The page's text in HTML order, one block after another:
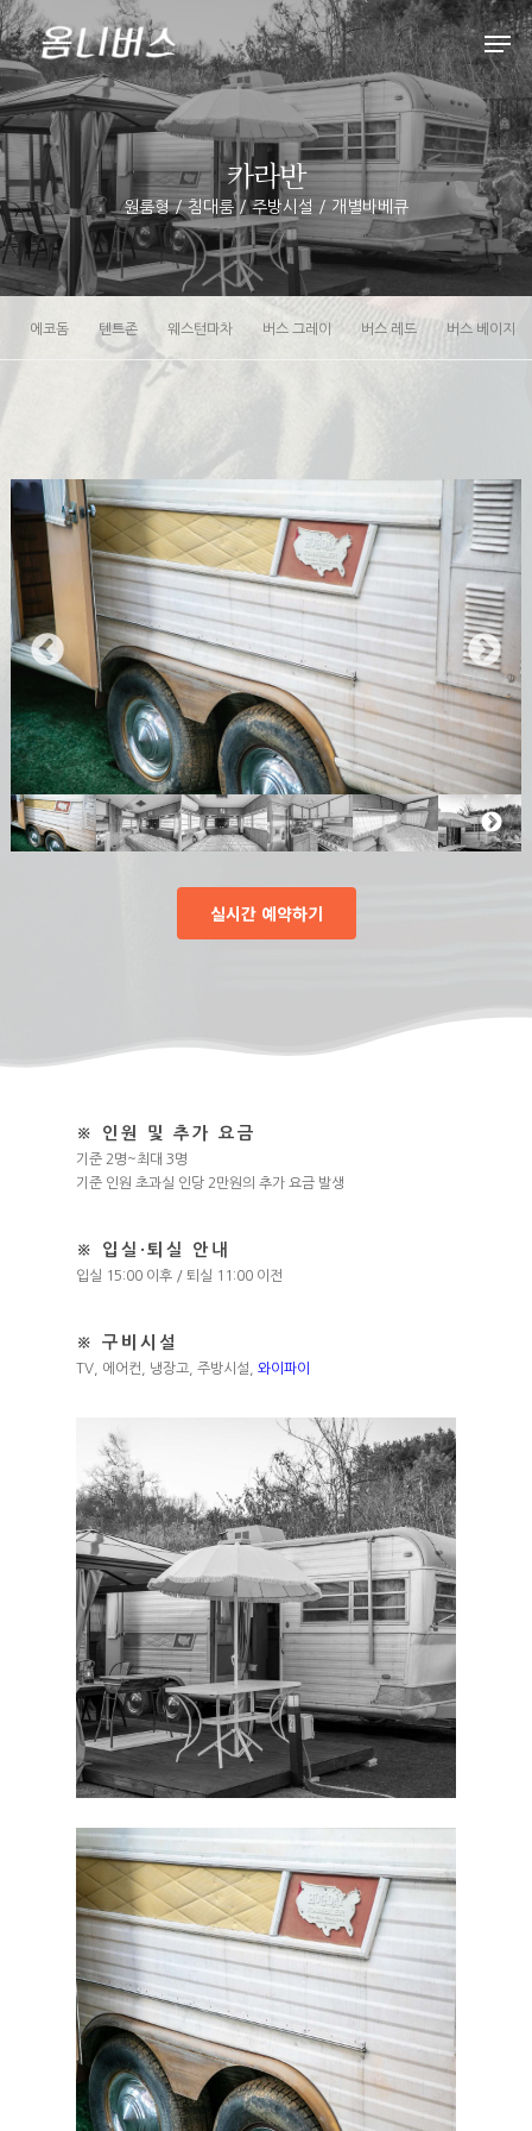
Hit enter to search or ESC to close
카라반
원룸형 / 침대룸 / 주방시설 / 개별바베큐
에코돔 텐트존 웨스턴마차 버스 그레이 버스 레드 버스 베이지
실시간 예약하기
※ 인원 및 추가 요금
기준 2명~최대 3명
기준 인원 초과실 인당 2만원의 추가 요금 발생
※ 입실·퇴실 안내
입실 15:00 이후 / 퇴실 11:00 이전
※ 구비시설
TV, 에어컨, 냉장고, 주방시설, 와이파이